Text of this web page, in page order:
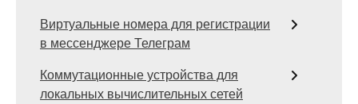
Виртуальные номера для регистрации
в мессенджере Телеграм
Коммутационные устройства для
локальных вычислительных сетей